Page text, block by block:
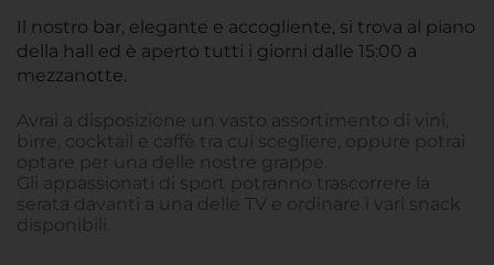
Il nostro bar, elegante e accogliente, si trova al piano
della hall ed è aperto tutti i giorni dalle 15:00 a
mezzanotte.
Avrai a disposizione un vasto assortimento di vini,
birre, cocktail e caffè tra cui scegliere, oppure potrai
optare per una delle nostre grappe.
Gli appassionati di sport potranno trascorrere la
serata davanti a una delle TV e ordinare i vari snack
disponibili.